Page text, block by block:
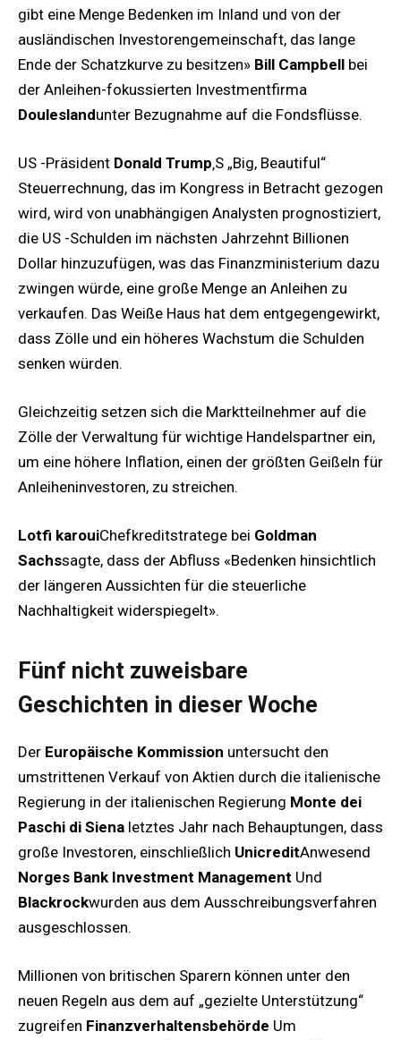
gibt eine Menge Bedenken im Inland und von der
ausländischen Investorengemeinschaft, das lange
Ende der Schatzkurve zu besitzen» Bill Campbell bei
der Anleihen-fokussierten Investmentfirma
Douleslandunter Bezugnahme auf die Fondsflüsse.
US -Präsident Donald Trump ‚S „Big, Beautiful“
Steuerrechnung, das im Kongress in Betracht gezogen
wird, wird von unabhängigen Analysten prognostiziert,
die US -Schulden im nächsten Jahrzehnt Billionen
Dollar hinzuzufügen, was das Finanzministerium dazu
zwingen würde, eine große Menge an Anleihen zu
verkaufen. Das Weiße Haus hat dem entgegengewirkt,
dass Zölle und ein höheres Wachstum die Schulden
senken würden.
Gleichzeitig setzen sich die Marktteilnehmer auf die
Zölle der Verwaltung für wichtige Handelspartner ein,
um eine höhere Inflation, einen der größten Geißeln für
Anleiheninvestoren, zu streichen.
Lotfi karouiChefkreditstratege bei Goldman
Sachssagte, dass der Abfluss «Bedenken hinsichtlich
der längeren Aussichten für die steuerliche
Nachhaltigkeit widerspiegelt».
Fünf nicht zuweisbare
Geschichten in dieser Woche
Der Europäische Kommission untersucht den
umstrittenen Verkauf von Aktien durch die italienische
Regierung in der italienischen Regierung Monte dei
Paschi di Siena letztes Jahr nach Behauptungen, dass
große Investoren, einschließlich UnicreditAnwesend
Norges Bank Investment Management Und
Blackrockwurden aus dem Ausschreibungsverfahren
ausgeschlossen.
Millionen von britischen Sparern können unter den
neuen Regeln aus dem auf „gezielte Unterstützung“
zugreifen Finanzverhaltensbehörde Um